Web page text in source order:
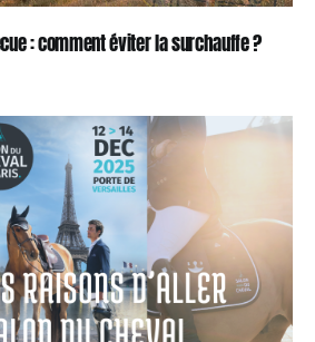
: comment éviter la surchauffe ?